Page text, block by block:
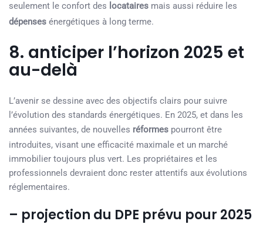
seulement le confort des locataires mais aussi réduire les
dépenses énergétiques à long terme.
8. anticiper l’horizon 2025 et
au-delà
L’avenir se dessine avec des objectifs clairs pour suivre
l’évolution des standards énergétiques. En 2025, et dans les
années suivantes, de nouvelles réformes pourront être
introduites, visant une efficacité maximale et un marché
immobilier toujours plus vert. Les propriétaires et les
professionnels devraient donc rester attentifs aux évolutions
réglementaires.
– projection du DPE prévu pour 2025